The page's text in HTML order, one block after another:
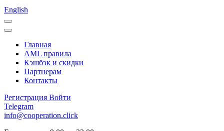
English
Главная
AML правила
Кэшбэк и cкидки
Партнерам
Контакты
Регистрация Войти
Telegram
info@cooperation.click